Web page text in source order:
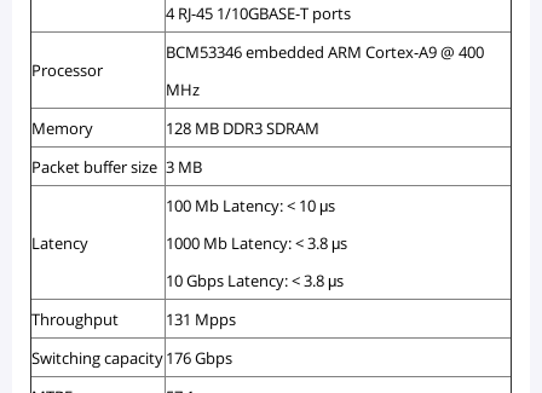
4 RJ-45 1/10GBASE-T ports
Processor
BCM53346 embedded ARM Cortex-A9 @ 400
MHz
Memory
128 MB DDR3 SDRAM
Packet buffer size 3 MB
Latency
100 Mb Latency: < 10 μs
1000 Mb Latency: < 3.8 μs
10 Gbps Latency: < 3.8 μs
Throughput
131 Mpps
Switching capacity176 Gbps